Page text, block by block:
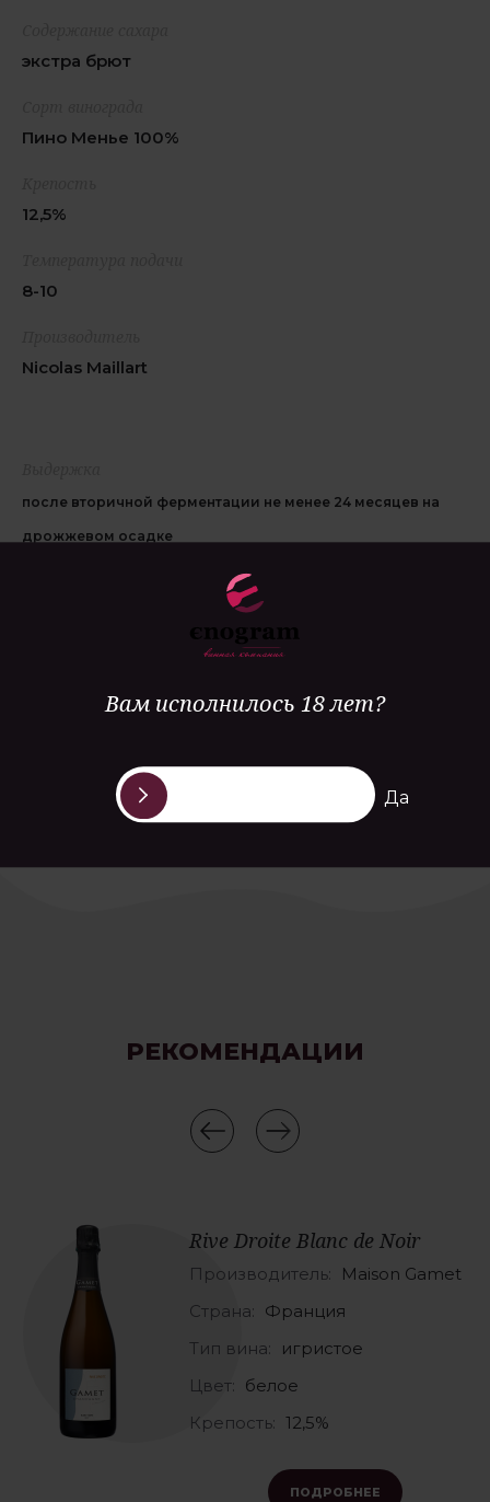
Вам исполнилось 18 лет?
Да
экстра брют
Пино Менье 100%
12,5%
8-10
Nicolas Maillart
после вторичной ферментации не менее 24 месяцев на
дрожжевом осадке
ручной сбор урожая с виноградника Виллер-Алеран
Премье Крю, возраст лоз более 30 лет, гравитационное
РЕКОМЕНДАЦИИ
Rive Droite Blanc de Noir
Производитель:
Maison Gamet
Страна: Франция
Тип вина:
игристое
Цвет: белое
Крепость: 12,5%
ПОДРОБНЕЕ